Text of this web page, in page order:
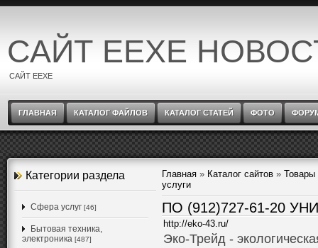
САЙТ EEXE
САЙТ EEXE
ГЛАВНАЯ КАТАЛОГ ФАЙЛОВ КАТАЛОГ СТАТЕЙ ФОТО
Категории раздела
Cфера услуг [46]
Бытовая техника,
электроника [487]
Главная » Каталог сайтов » Товары
услуги
ПО (912)727-61-20
http://eko-43.ru/
Эко-Трейд -